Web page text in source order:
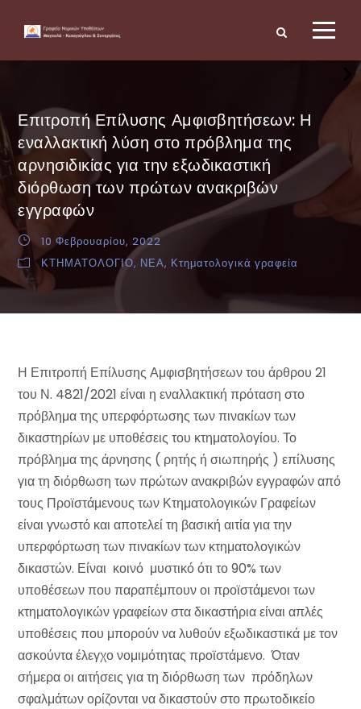
Επιτροπή Επίλυσης Αμφισβητήσεων: Η
εναλλακτική λύση στο πρόβλημα της
αρνησιδικίας για την εξωδικαστική
διόρθωση των πρώτων ανακριβών
εγγραφών
10 Φεβρουαρίου, 2022
ΚΤΗΜΑΤΟΛΟΓΙΟ, ΝΕΑ, Κτηματολογικά γραφεία
Η Επιτροπή Επίλυσης Αμφισβητήσεων του άρθρου 21
του Ν. 4821/2021 είναι η εναλλακτική πρόταση στο
πρόβλημα της υπερφόρτωσης των πινακίων των
δικαστηρίων με υποθέσεις του κτηματολογίου. Το
πρόβλημα της άρνησης ( ρητής ή σιωπηρής ) επίλυσης
για τη διόρθωση των πρώτων ανακριβών εγγραφών από
τους Προϊστάμενους των Κτηματολογικών Γραφείων
είναι γνωστό και αποτελεί τη βασική αιτία για την
υπερφόρτωση των πινακίων των κτηματολογικών
δικαστών. Είναι κοινό μυστικό ότι το 90% των
υποθέσεων που παραπέμπουν οι προϊστάμενοι των
κτηματολογικών γραφείων στα δικαστήρια είναι απλές
υποθέσεις που μπορούν να λυθούν εξωδικαστικά με τον
ασκούντα έλεγχο νομιμότητας προϊστάμενο. Όταν
σήμερα οι αιτήσεις για τη διόρθωση των πρόδηλων
σφαλμάτων ορίζονται να δικαστούν στο πρωτοδικείο